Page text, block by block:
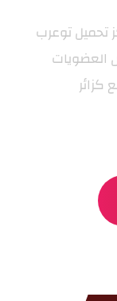
تحميل توعرب
العضويات
كزائر